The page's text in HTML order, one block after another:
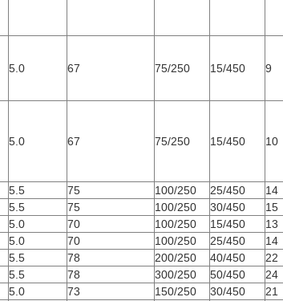
5.0 67 75/250 15/450 9
5.0 67 75/250 15/450 10
5.5 75 100/250 25/450
14
5.5 75 100/250 30/450
15
5.0 70 100/250 15/450
13
5.0 70 100/250 25/450
14
5.5 78 200/250 40/450
22
5.5 78 300/250 50/450
24
5.0 73 150/250 30/450
21